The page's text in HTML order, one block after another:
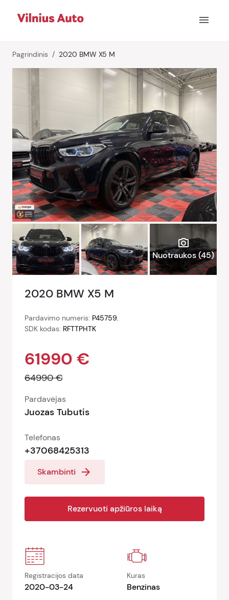
menu
Pagrindinis 2020 BMW X5 M
photo_camera
Nuotraukos (45)
2020 BMW X5 M
Pardavimo numeris: P45759.
SDK kodas: RFTTPHTK
61990 €
64990 €
Pardavėjas
Juozas Tubutis
Telefonas
+37068425313
Skambinti arrow_forward
Rezervuoti apžiūros laiką
Registracijos data
2020-03-24
Kuras
Benzinas